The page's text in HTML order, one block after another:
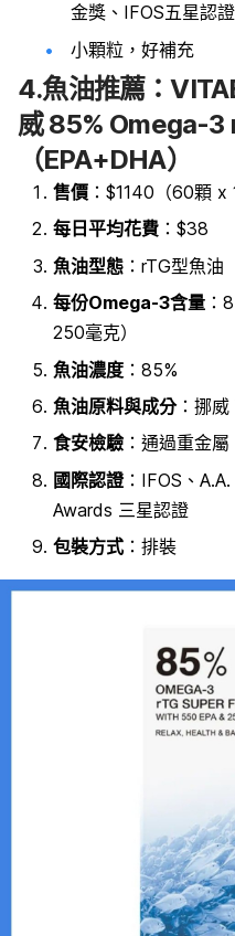
金獎、IFOS五星認
小顆粒，好補充
4.魚油推薦：
威 85% Omega-3
（EPA+DHA）
售價 ：$1140（60顆 x
每日平均花費 ：$38
魚油型態 ：rTG型魚油
每份Omega-3含量 ：
250毫克）
魚油濃度 ： 85%
魚油原料與成分：挪
食安檢驗 ：通過重金
國際認證：IFOS、
Awards 三星認證
包裝方式 ：排裝